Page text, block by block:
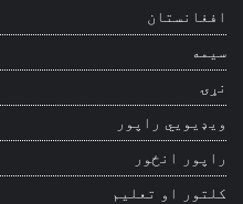
افغانستان
سیمه
نړۍ
ویډیويي راپور
راپور انځور
کلتور او تعلیم